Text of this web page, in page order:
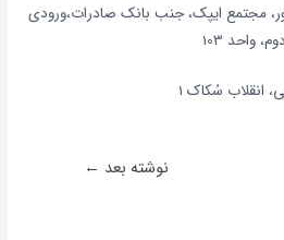
مجتمع ایپک، جنب بانک صادرات،ورودی
دوم، واحد 103
انقلاب سُکاک 1
نوشته بعد ←